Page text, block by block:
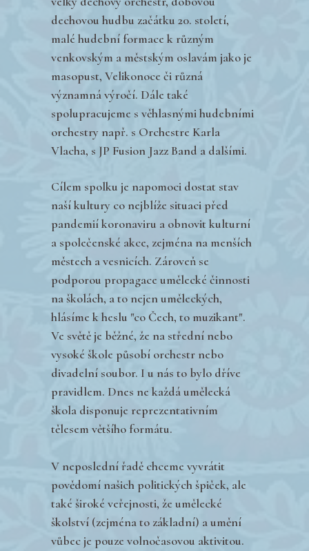
dechovou hudbu začátku 20. století,
malé hudební formace k různým
venkovským a městským oslavám jako je
masopust, Velikonoce či různá
významná výročí. Dále také
spolupracujeme s věhlasnými hudebními
orchestry např. s Orchestre Karla
Vlacha, s JP Fusion Jazz Band a dalšími.
Cílem spolku je napomoci dostat stav
naší kultury co nejblíže situaci před
pandemií koronaviru a obnovit kulturní
a společenské akce, zejména na menších
městech a vesnicích. Zároveň se
podporou propagace umělecké činnosti
na školách, a to nejen uměleckých,
hlásíme k heslu "co Čech, to muzikant".
Ve světě je běžné, že na střední nebo
vysoké škole působí orchestr nebo
divadelní soubor. I u nás to bylo dříve
pravidlem. Dnes ne každá umělecká
škola disponuje reprezentativním
tělesem většího formátu.
V neposlední řadě chceme vyvrátit
povědomí našich politických špiček, ale
také široké veřejnosti, že umělecké
školství (zejména to základní) a umění
vůbec je pouze volnočasovou aktivitou.